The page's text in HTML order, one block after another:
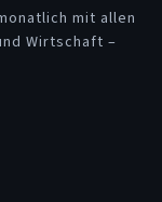
mit allen
Wirtschaft –